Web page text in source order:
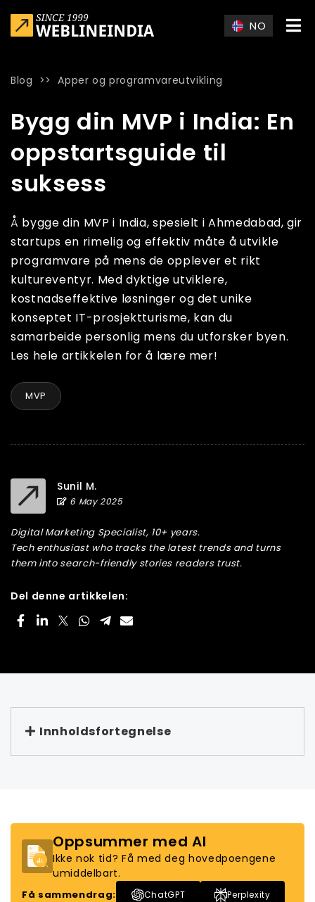
NO
Blog >>Apper og programvareutvikling
Bygg din MVP i India: En
oppstartsguide til
suksess
Å bygge din MVP i India, spesielt i Ahmedabad, gir
startups en rimelig og effektiv måte å utvikle
programvare på mens de opplever et rikt
kultureventyr. Med dyktige utviklere,
kostnadseffektive løsninger og det unike
konseptet IT-prosjektturisme, kan du
samarbeide personlig mens du utforsker byen.
Les hele artikkelen for å lære mer!
MVP
Sunil M.
6 May 2025
Digital Marketing Specialist, 10+ years.
Tech enthusiast who tracks the latest trends and turns
them into search-friendly stories readers trust.
Del denne artikkelen:
Innholdsfortegnelse
Oppsummer med AI
Ikke nok tid? Få med deg hovedpoengene
umiddelbart.
Få sammendrag: ChatGPT Perplexity